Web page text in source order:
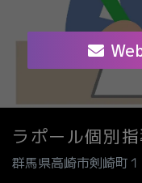
ラポール個別
群馬県高崎市剣崎町１